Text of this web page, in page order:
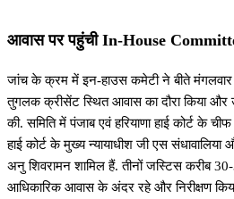
आवास पर पहुंची In-House
जांच के क्रम में इन-हाउस कमेटी ने बीते मंगलवार
तुगलक क्रीसेंट स्थित आवास का दौरा किया
की. समिति में पंजाब एवं हरियाणा हाई कोर्ट के
हाई कोर्ट के मुख्य न्यायाधीश जी एस संधावालिया
अनु शिवरामन शामिल हैं. तीनों जस्टिस करीब
आधिकारिक आवास के अंदर रहे और निरीक्षण